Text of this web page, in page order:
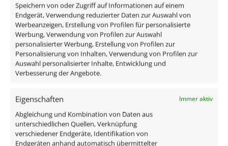
Speichern von oder Zugriff auf Informationen auf einem
Endgerät, Verwendung reduzierter Daten zur Auswahl von
Werbeanzeigen, Erstellung von Profilen für personalisierte
Werbung, Verwendung von Profilen zur Auswahl
personalisierter Werbung, Erstellung von Profilen zur
Personalisierung von Inhalten, Verwendung von Profilen zur
Auswahl personalisierter Inhalte, Entwicklung und
Verbesserung der Angebote.
Eigenschaften Immer aktiv
Abgleichung und Kombination von Daten aus
unterschiedlichen Quellen, Verknüpfung
verschiedener Endgeräte, Identifikation von
Endgeräten anhand automatisch übermittelter
1x Forma-Inside Aluminium Einbaurahmen matt
anthrazit
1x LED Modul 7W dimmbar
Technische Daten
Gesamtmaße
90×90×42mm
Lochausschnitt Ø